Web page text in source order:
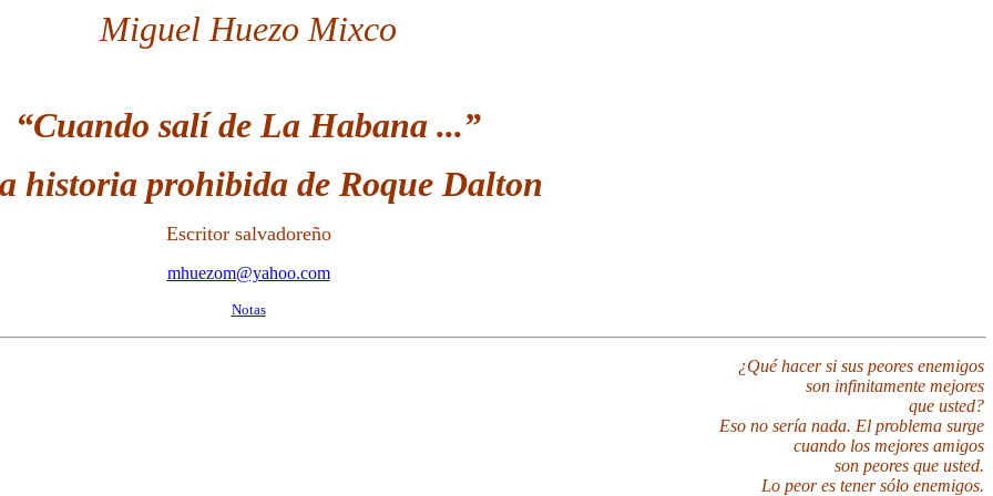
Miguel Huezo Mixco
“Cuando salí de La Habana ...”
historia prohibida de Roque Dalton
Escritor salvadoreño
mhuezom@yahoo.com
Notas
¿Qué hacer si sus peores enemigos
son infinitamente mejores
que usted?
Eso no sería nada. El problema surge
cuando los mejores amigos
son peores que usted.
Lo peor es tener sólo enemigos.